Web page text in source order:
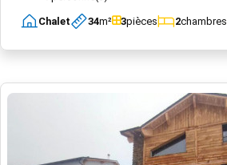
Chalet 34m² 3pièces 2chambres